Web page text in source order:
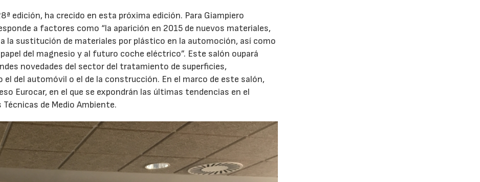
edición, ha crecido en esta próxima edición. Para Giampiero
a factores como “la aparición en 2015 de nuevos materiales,
la sustitución de materiales por plástico en la automoción, así como
del magnesio y al futuro coche eléctrico”. Este salón oupará
novedades del sector del tratamiento de superficies,
del automóvil o el de la construcción. En el marco de este salón,
Eurocar, en el que se expondrán las últimas tendencias en el
de Medio Ambiente.